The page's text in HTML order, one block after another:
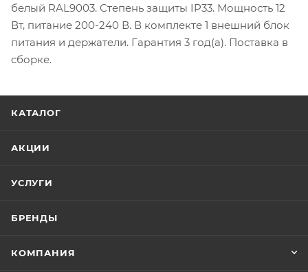
белый RAL9003. Степень защиты IP33. Мощность 12
Вт, питание 200-240 В. В комплекте 1 внешний блок
питания и держатели. Гарантия 3 год(а). Поставка в
сборке.
КАТАЛОГ
АКЦИИ
УСЛУГИ
БРЕНДЫ
КОМПАНИЯ